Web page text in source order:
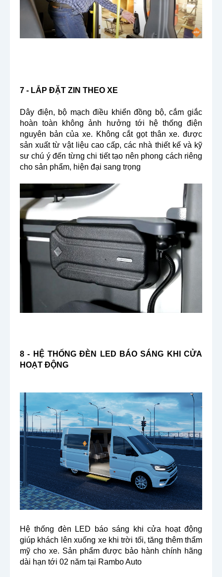
7 - LẮP ĐẶT ZIN THEO XE
Dây điện, bộ mạch điều khiển đồng bộ, cắm giắc
hoàn toàn không ảnh hưởng tới hệ thống điện
nguyên bản của xe. Không cắt gọt thân xe. được
sản xuất từ vật liệu cao cấp, các nhà thiết kế và kỹ
sư chú ý đến từng chi tiết tạo nên phong cách riêng
cho sản phẩm, hiện đại sang trọng
8 - HỆ THỐNG ĐÈN LED BÁO SÁNG KHI CỬA
HOẠT ĐỘNG
Hệ thống đèn LED báo sáng khi cửa hoạt động
giúp khách lên xuống xe khi trời tối, tăng thêm thẩm
mỹ cho xe. Sản phẩm được bảo hành chính hãng
dài hạn tới 02 năm tại Rambo Auto